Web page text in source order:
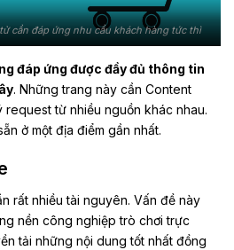
cần đáp ứng nhu cầu khách hàng tức thì
đáp ứng được đầy đủ thông tin
. Những trang này cần Content
từ nhiều nguồn khác nhau.
ở một địa điểm gần nhất.
rất nhiều tài nguyên. Vấn đề này
nền công nghiệp trò chơi trực
tải những nội dung tốt nhất đồng